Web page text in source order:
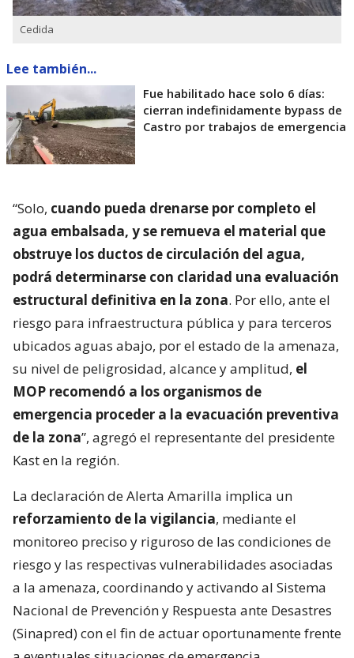
Cedida
Lee también...
Fue habilitado hace solo 6 días:
cierran indefinidamente bypass de
Castro por trabajos de emergencia
“Solo, cuando pueda drenarse por completo el
agua embalsada, y se remueva el material que
obstruye los ductos de circulación del agua,
podrá determinarse con claridad una evaluación
estructural definitiva en la zona. Por ello, ante el
riesgo para infraestructura pública y para terceros
ubicados aguas abajo, por el estado de la amenaza,
su nivel de peligrosidad, alcance y amplitud, el
MOP recomendó a los organismos de
emergencia proceder a la evacuación preventiva
de la zona”, agregó el representante del presidente
Kast en la región.
La declaración de Alerta Amarilla implica un
reforzamiento de la vigilancia, mediante el
monitoreo preciso y riguroso de las condiciones de
riesgo y las respectivas vulnerabilidades asociadas
a la amenaza, coordinando y activando al Sistema
Nacional de Prevención y Respuesta ante Desastres
(Sinapred) con el fin de actuar oportunamente frente